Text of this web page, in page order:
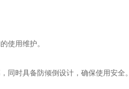
使用维护。
同时具备防倾倒设计，确保使用安全。